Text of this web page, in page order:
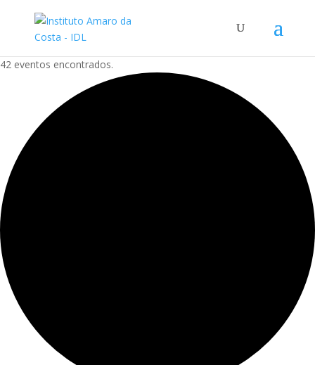
42 eventos encontrados.